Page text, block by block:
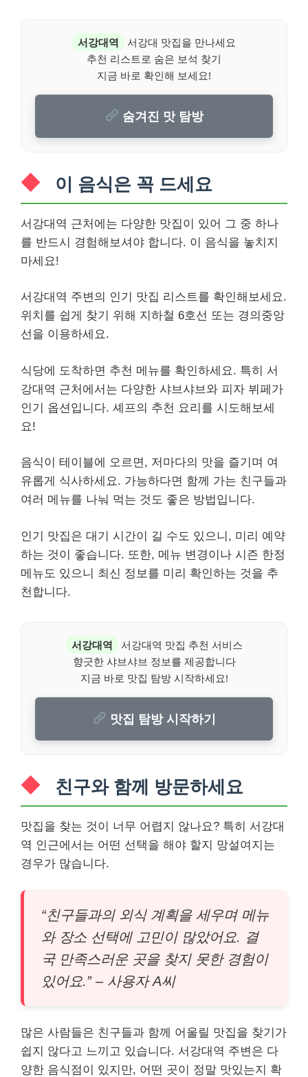
서강대역
서강대 맛집을 만나세요
추천 리스트로 숨은 보석 찾기
지금 바로 확인해 보세요!
숨겨진 맛 탐방
이 음식은 꼭 드세요
서강대역 근처에는 다양한 맛집이 있어 그 중 하나
를 반드시 경험해보셔야 합니다. 이 음식을 놓치지
마세요!
서강대역 주변의 인기 맛집 리스트를 확인해보세요.
위치를 쉽게 찾기 위해 지하철 6호선 또는 경의중앙
선을 이용하세요.
식당에 도착하면 추천 메뉴를 확인하세요. 특히 서
강대역 근처에서는 다양한 샤브샤브와 피자 뷔페가
인기 옵션입니다. 셰프의 추천 요리를 시도해보세
요!
음식이 테이블에 오르면, 저마다의 맛을 즐기며 여
유롭게 식사하세요. 가능하다면 함께 가는 친구들과
여러 메뉴를 나눠 먹는 것도 좋은 방법입니다.
인기 맛집은 대기 시간이 길 수도 있으니, 미리 예약
하는 것이 좋습니다. 또한, 메뉴 변경이나 시즌 한정
메뉴도 있으니 최신 정보를 미리 확인하는 것을 추
천합니다.
서강대역
서강대역 맛집 추천 서비스
향긋한 샤브샤브 정보를 제공합니다
지금 바로 맛집 탐방 시작하세요!
맛집 탐방 시작하기
친구와 함께 방문하세요
맛집을 찾는 것이 너무 어렵지 않나요? 특히 서강대
역 인근에서는 어떤 선택을 해야 할지 망설여지는
경우가 많습니다.
“친구들과의 외식 계획을 세우며 메뉴
와 장소 선택에 고민이 많았어요. 결
국 만족스러운 곳을 찾지 못한 경험이
있어요.” – 사용자 A씨
많은 사람들은 친구들과 함께 어울릴 맛집을 찾기가
쉽지 않다고 느끼고 있습니다. 서강대역 주변은 다
양한 음식점이 있지만, 어떤 곳이 정말 맛있는지 확